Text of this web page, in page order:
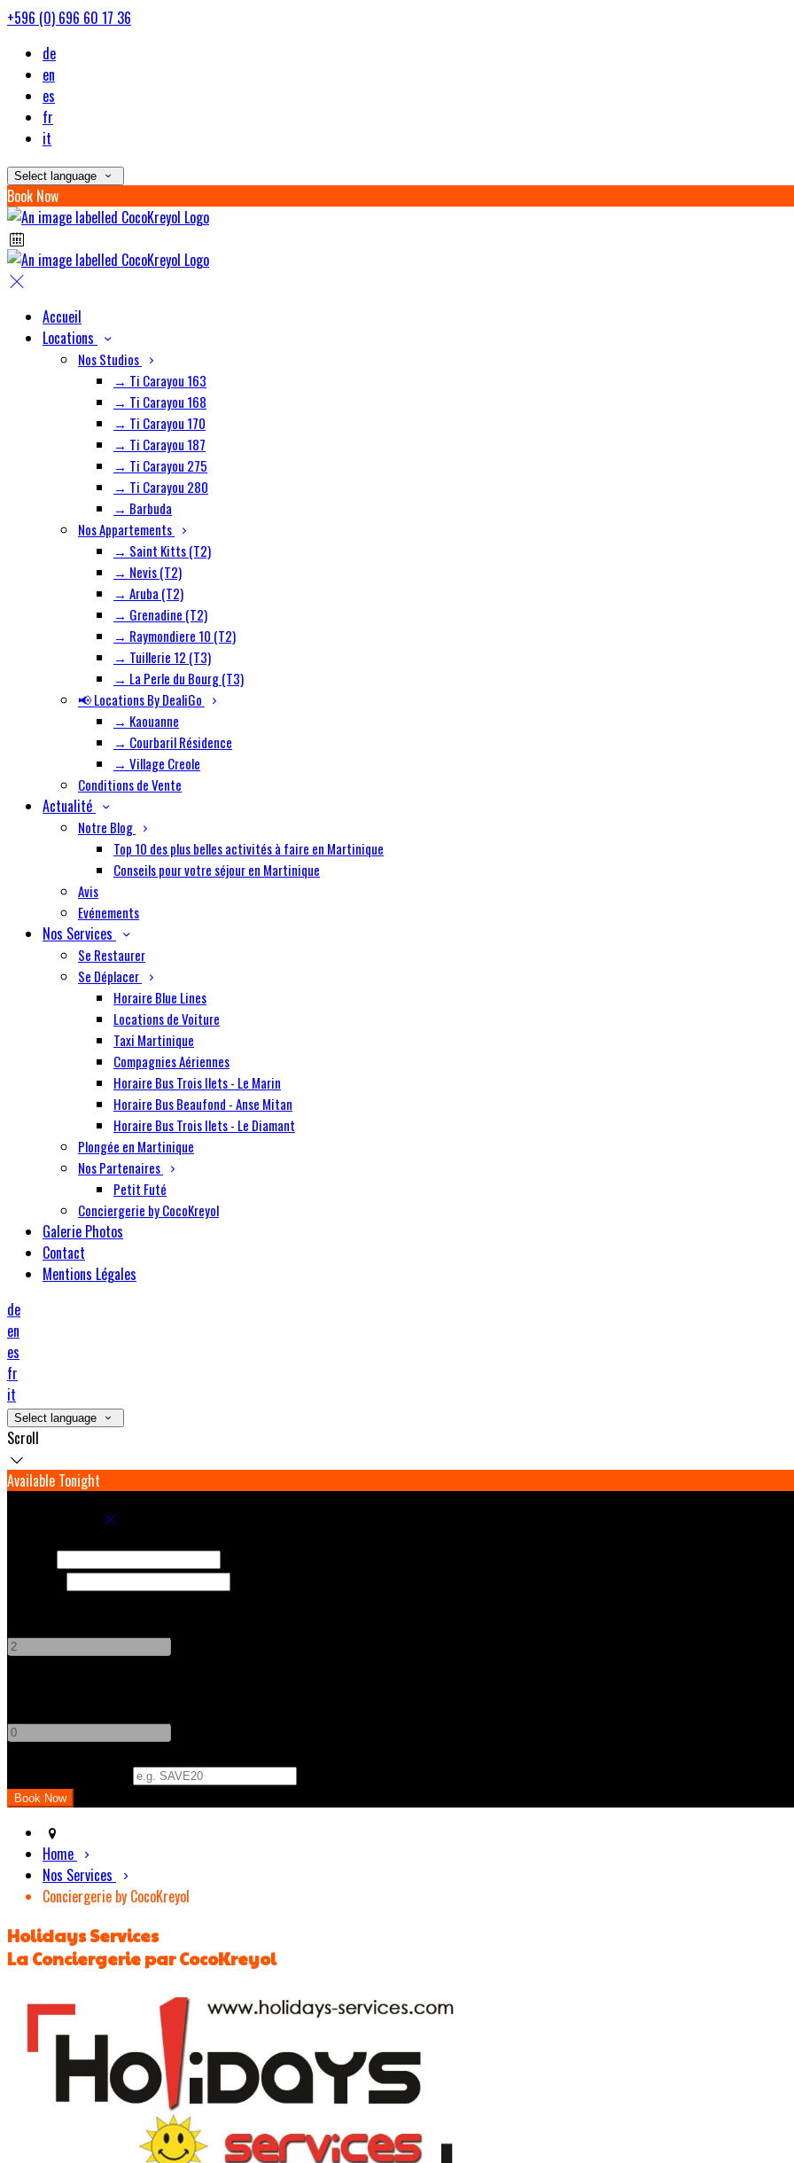
+596 (0) 696 60 17 36
de
en
es
fr
it
Select language
Book Now
Accueil
Locations
Nos Studios
→ Ti Carayou 163
→ Ti Carayou 168
→ Ti Carayou 170
→ Ti Carayou 187
→ Ti Carayou 275
→ Ti Carayou 280
→ Barbuda
Nos Appartements
→ Saint Kitts (T2)
→ Nevis (T2)
→ Aruba (T2)
→ Grenadine (T2)
→ Raymondiere 10 (T2)
→ Tuillerie 12 (T3)
→ La Perle du Bourg (T3)
📢 Locations By DealiGo
→ Kaouanne
→ Courbaril Résidence
→ Village Creole
Conditions de Vente
Actualité
Notre Blog
Top 10 des plus belles activités à faire en Martinique
Conseils pour votre séjour en Martinique
Avis
Evénements
Nos Services
Se Restaurer
Se Déplacer
Horaire Blue Lines
Locations de Voiture
Taxi Martinique
Compagnies Aériennes
Horaire Bus Trois Ilets - Le Marin
Horaire Bus Beaufond - Anse Mitan
Horaire Bus Trois Ilets - Le Diamant
Plongée en Martinique
Nos Partenaires
Petit Futé
Conciergerie by CocoKreyol
Galerie Photos
Contact
Mentions Légales
de
en
es
fr
it
Select language
Scroll
Available Tonight
Home
Nos Services
Conciergerie by CocoKreyol
Holidays Services
La Conciergerie par CocoKreyol